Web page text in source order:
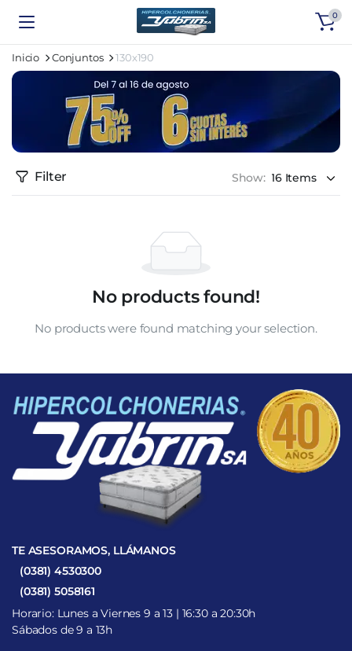
0
Inicio Conjuntos 130x190
Filter Show:
No products found!
No products were found matching your selection.
TE ASESORAMOS, LLÁMANOS
(0381) 4530300
(0381) 5058161
Horario: Lunes a Viernes 9 a 13 | 16:30 a 20:30h
Sábados de 9 a 13h